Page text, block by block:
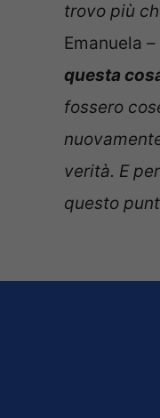
trovo più
Emanuela –
questa
fossero
verità. E
questo